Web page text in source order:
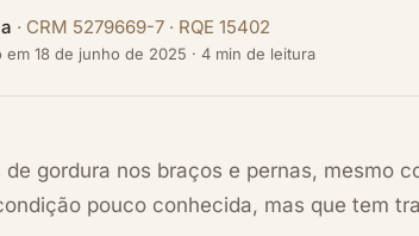
· CRM 5279669-7 · RQE 15402
em 18 de junho de 2025 · 4 min de leitura
gordura nos braços e pernas, mesmo
pouco conhecida, mas que tem